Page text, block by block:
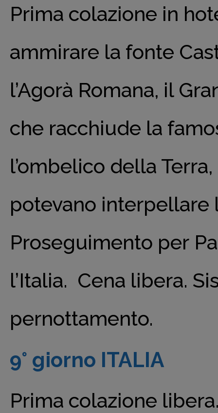
Prima colazione in
ammirare la fonte
l’Agorà Romana, il
che racchiude la
l’ombelico della
potevano interpellare
Proseguimento per
l’Italia. Cena libera.
pernottamento.
9° giorno ITALIA
Prima colazione